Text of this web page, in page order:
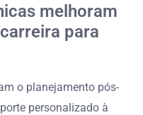
melhoram
para
o planejamento pós-
personalizado à